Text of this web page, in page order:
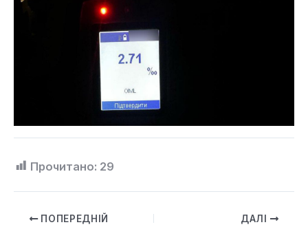
Прочитано: 29
ПОПЕРЕДНІЙ ДАЛІ